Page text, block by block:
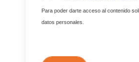
Para poder darte acceso al contenido
datos personales.